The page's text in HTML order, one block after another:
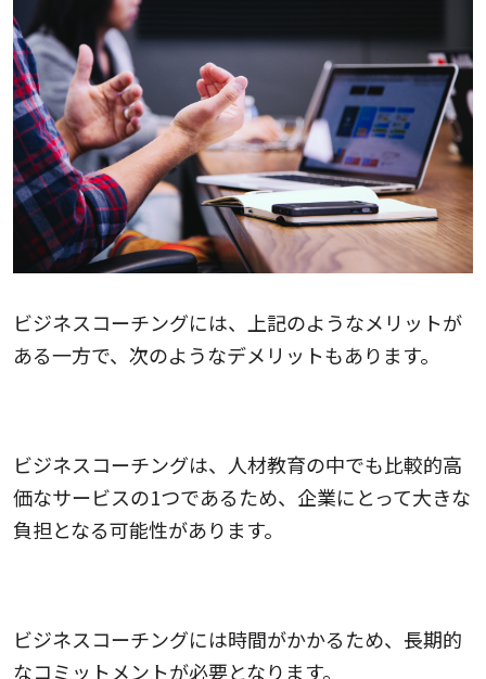
ビジネスコーチングには、上記のようなメリットが
ある一方で、次のようなデメリットもあります。
ビジネスコーチングは、人材教育の中でも比較的高
価なサービスの1つであるため、企業にとって大きな
負担となる可能性があります。
ビジネスコーチングには時間がかかるため、長期的
なコミットメントが必要となります。